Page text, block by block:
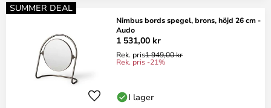
SUMMER DEAL
Nimbus bords spegel, brons, höjd 26 cm -
Audo
1 531,00 kr
Rek. pris1 949,00 kr
Rek. pris -21%
I lager